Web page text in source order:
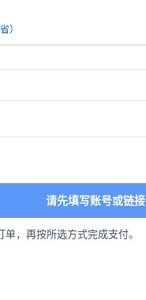
）
请先填写账号或链接
单，再按所选方式完成支付。